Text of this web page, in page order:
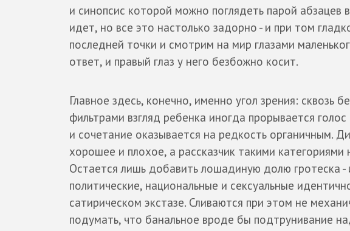
и синопсис которой можно поглядеть парой
идет, но все это настолько задорно - и при том
последней точки и смотрим на мир глазами
ответ, и правый глаз у него безбожно косит.
Главное здесь, конечно, именно угол зрения: сквозь
фильтрами взгляд ребенка иногда прорывается
и сочетание оказывается на редкость органичным.
хорошее и плохое, а рассказчик такими
Остается лишь добавить лошадиную долю гротеска
политические, национальные и сексуальные
сатирическом экстазе. Сливаются при этом не
подумать, что банальное вроде бы подтрунивание